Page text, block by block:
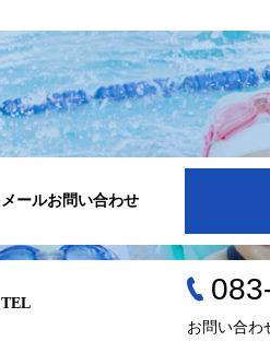
メールお問い合わせ
TEL
お問い合わ